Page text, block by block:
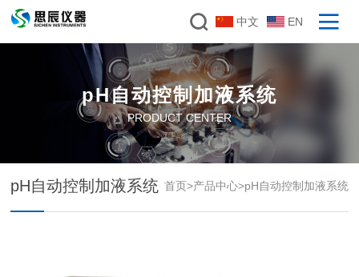
中文 EN
pH自动控制加液系统
PRODUCT CENTER
pH自动控制加液系统 首页>产品中心>pH自动控制加液系统